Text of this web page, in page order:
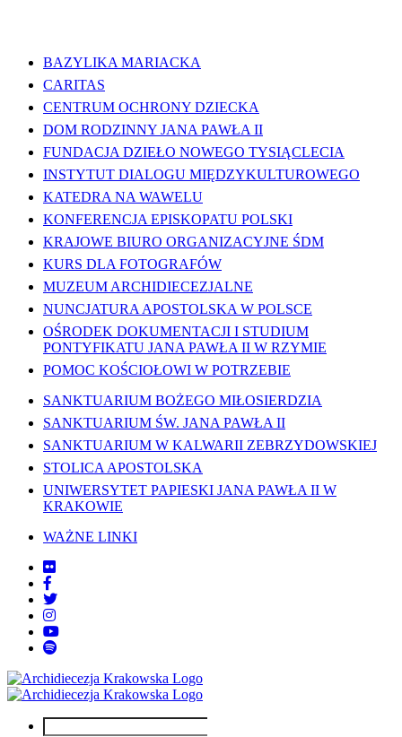
BAZYLIKA MARIACKA
CARITAS
CENTRUM OCHRONY DZIECKA
DOM RODZINNY JANA PAWŁA II
FUNDACJA DZIEŁO NOWEGO TYSIĄCLECIA
INSTYTUT DIALOGU MIĘDZYKULTUROWEGO
KATEDRA NA WAWELU
KONFERENCJA EPISKOPATU POLSKI
KRAJOWE BIURO ORGANIZACYJNE ŚDM
KURS DLA FOTOGRAFÓW
MUZEUM ARCHIDIECEZJALNE
NUNCJATURA APOSTOLSKA W POLSCE
OŚRODEK DOKUMENTACJI I STUDIUM
PONTYFIKATU JANA PAWŁA II W RZYMIE
POMOC KOŚCIOŁOWI W POTRZEBIE
SANKTUARIUM BOŻEGO MIŁOSIERDZIA
SANKTUARIUM ŚW. JANA PAWŁA II
SANKTUARIUM W KALWARII ZEBRZYDOWSKIEJ
STOLICA APOSTOLSKA
UNIWERSYTET PAPIESKI JANA PAWŁA II W
KRAKOWIE
WAŻNE LINKI